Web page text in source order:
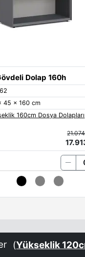
Panel
Limestone
Brown Red
Sand-Yellow
Dolap 160h
45 x 160 cm
160cm Dosya Dolapları
(Yükseklik